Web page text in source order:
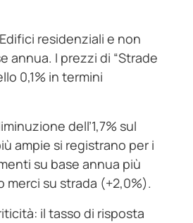
residenziali e non
annua. I prezzi di “Strade
0,1% in termini
dell’1,7% sul
ampie si registrano per i
su base annua più
su strada (+2,0%).
il tasso di risposta